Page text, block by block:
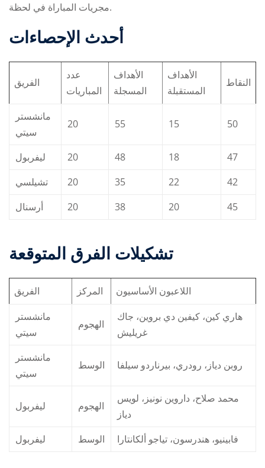
مجريات المباراة في لحظة.
أحدث الإحصاءات
الفريق
عدد
المباريات
الأهداف
المسجلة
الأهداف
المستقبلة
النقاط
مانشستر
سيتي
20 55 15 50
ليفربول 20 48 18
47
تشيلسي
20 35 22
42
أرسنال
20 38 20 45
تشكيلات الفرق المتوقعة
الفريق المركز
اللاعبون الأساسيون
مانشستر
سيتي
الهجوم
هاري كين، كيفين دي بروين، جاك
غريليش
مانشستر
سيتي
الوسط روبن دياز، رودري، بيرناردو سيلفا
ليفربول الهجوم
محمد صلاح، داروين نونيز، لويس
دياز
ليفربول
الوسط فابينيو، هندرسون، تياجو ألكانتارا